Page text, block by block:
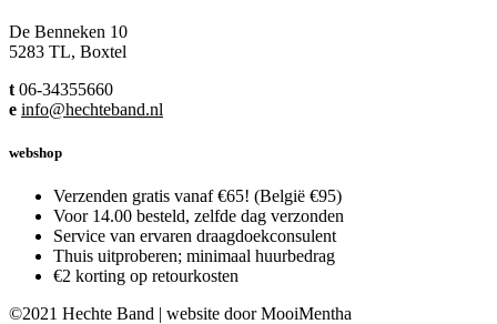
De Benneken 10
5283 TL, Boxtel
t 06-34355660
e info@hechteband.nl
webshop
Verzenden gratis vanaf €65! (België €95)
Voor 14.00 besteld, zelfde dag verzonden
Service van ervaren draagdoekconsulent
Thuis uitproberen; minimaal huurbedrag
€2 korting op retourkosten
©2021 Hechte Band | website door MooiMentha